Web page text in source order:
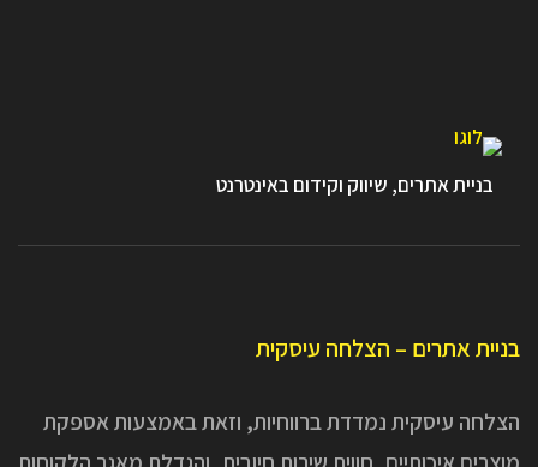
בניית אתרים, שיווק וקידום באינטרנט
בניית אתרים – הצלחה עיסקית
הצלחה עיסקית נמדדת ברווחיות, וזאת באמצעות אספקת